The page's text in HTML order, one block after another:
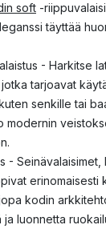
soft -
täyttää
- Harkitse
tarjoavat
senkille tai
modernin
- Seinävalaisimet,
erinomaisesti
kodin
ja luonnetta